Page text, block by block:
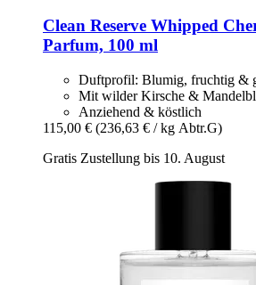
Clean Reserve Whipped
Parfum, 100 ml
Duftprofil: Blumig, fruchtig &
Mit wilder Kirsche &
Anziehend & köstlich
115,00 € (236,63 € / kg Abtr.G)
Gratis Zustellung bis 10. August